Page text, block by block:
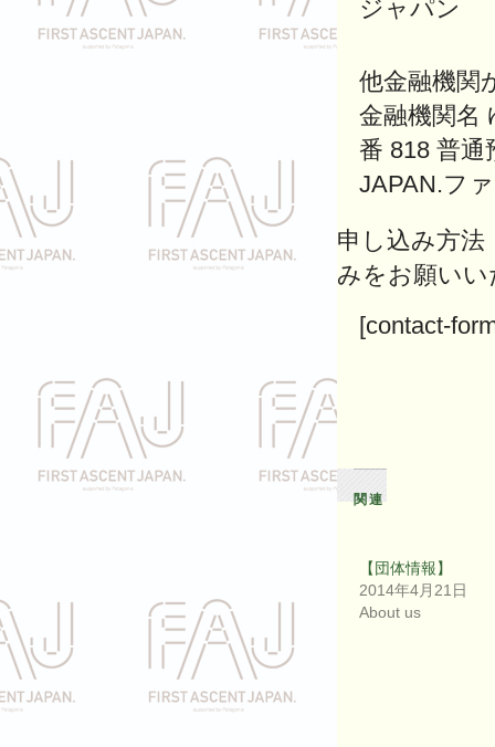
ジャパン
他金融機関
金融機関名
番 818 普
JAPAN.フ
申し込み方法
みをお願い
[contact-
関連
【団体情報】
2014年4月21日
About us